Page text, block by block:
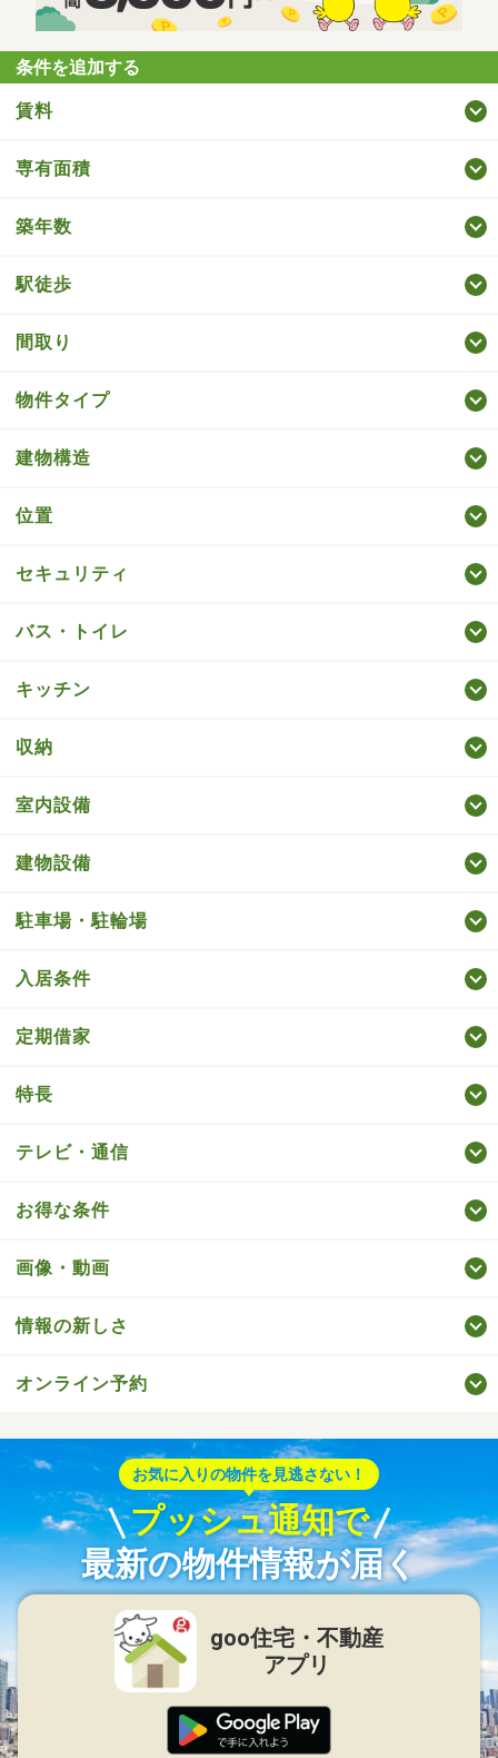
条件を追加する
賃料
専有面積
築年数
駅徒歩
間取り
物件タイプ
建物構造
位置
セキュリティ
バス・トイレ
キッチン
収納
室内設備
建物設備
駐車場・駐輪場
入居条件
定期借家
特長
テレビ・通信
お得な条件
画像・動画
情報の新しさ
オンライン予約
お気に入りの物件を見逃さない！
プッシュ通知で
最新の物件情報が届く
goo住宅・不動産
アプリ